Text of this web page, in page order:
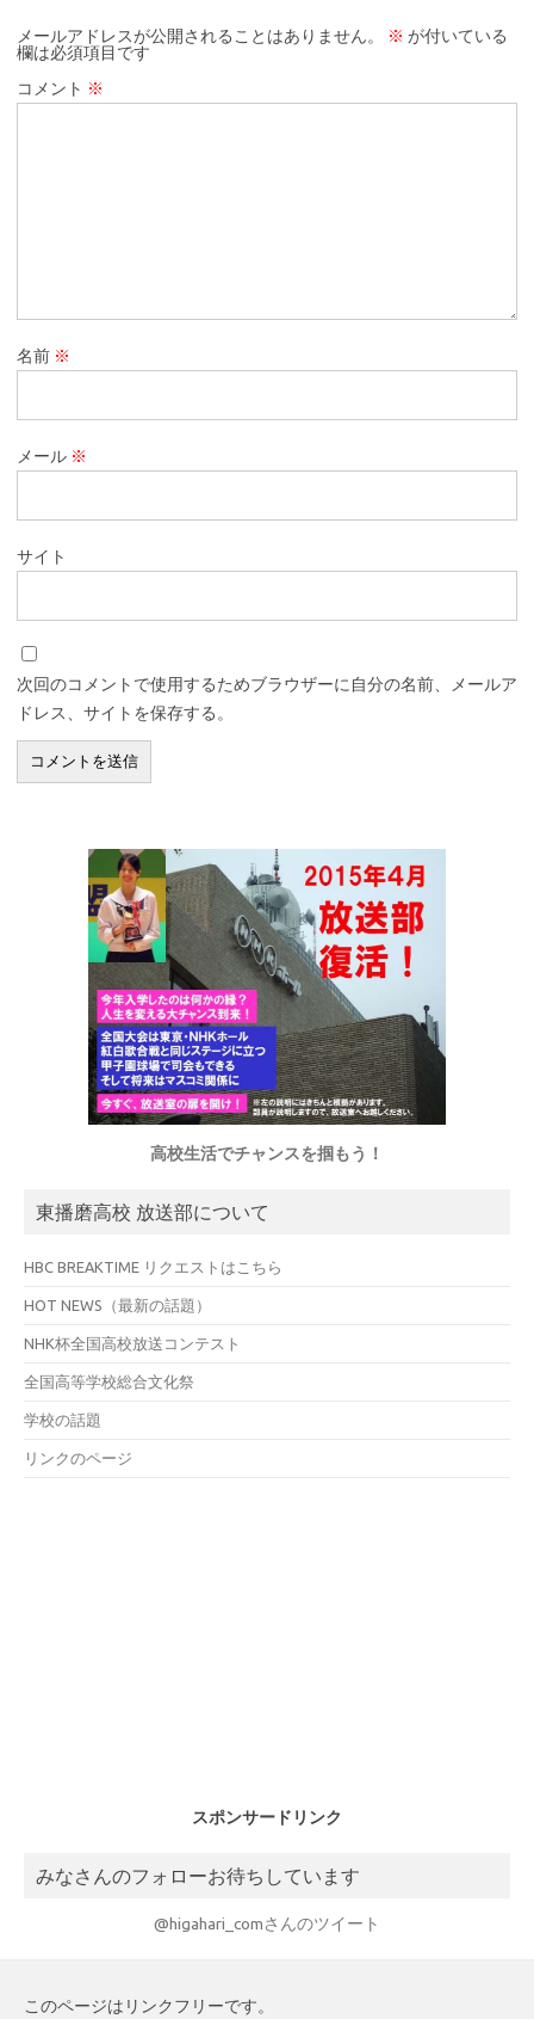
メールアドレスが公開されることはありません。 ※ が付いている
欄は必須項目です
コメント ※
名前 ※
メール ※
サイト
次回のコメントで使用するためブラウザーに自分の名前、メールア
ドレス、サイトを保存する。
高校生活でチャンスを掴もう！
東播磨高校 放送部について
HBC BREAKTIME リクエストはこちら
HOT NEWS（最新の話題）
NHK杯全国高校放送コンテスト
全国高等学校総合文化祭
学校の話題
リンクのページ
スポンサードリンク
みなさんのフォローお待ちしています
@higahari_comさんのツイート
このページはリンクフリーです。